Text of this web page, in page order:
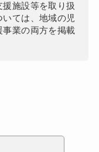
施設等を取り扱
ては、地域の児
業の両方を掲載